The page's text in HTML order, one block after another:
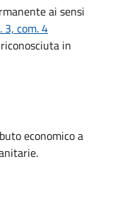
ai sensi
com. 4
in
economico a